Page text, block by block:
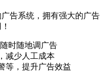
告系统，拥有强大的广告
时随地调广告
减少人工成本
等，提升广告效益